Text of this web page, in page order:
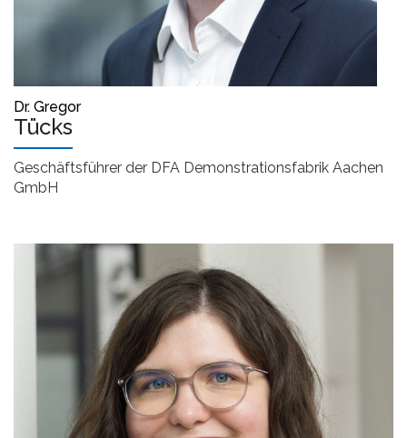
Dr. Gregor
Tücks
Geschäftsführer der DFA Demonstrationsfabrik Aachen
GmbH